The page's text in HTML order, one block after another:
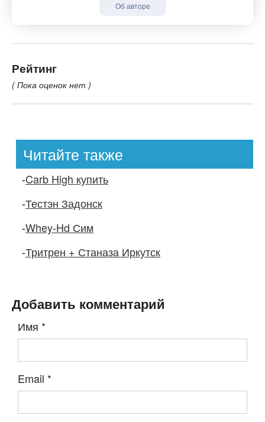
Об авторе
Рейтинг
( Пока оценок нет )
Читайте также
-Carb High купить
-Тестэн Задонск
-Whey-Hd Сим
-Тритрен + Станаза Иркутск
Добавить комментарий
Имя *
Email *